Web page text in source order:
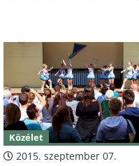
Közélet
2015. szeptember 07.